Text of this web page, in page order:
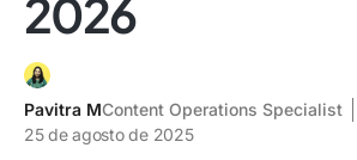
2026
Pavitra MContent Operations Specialist
25 de agosto de 2025